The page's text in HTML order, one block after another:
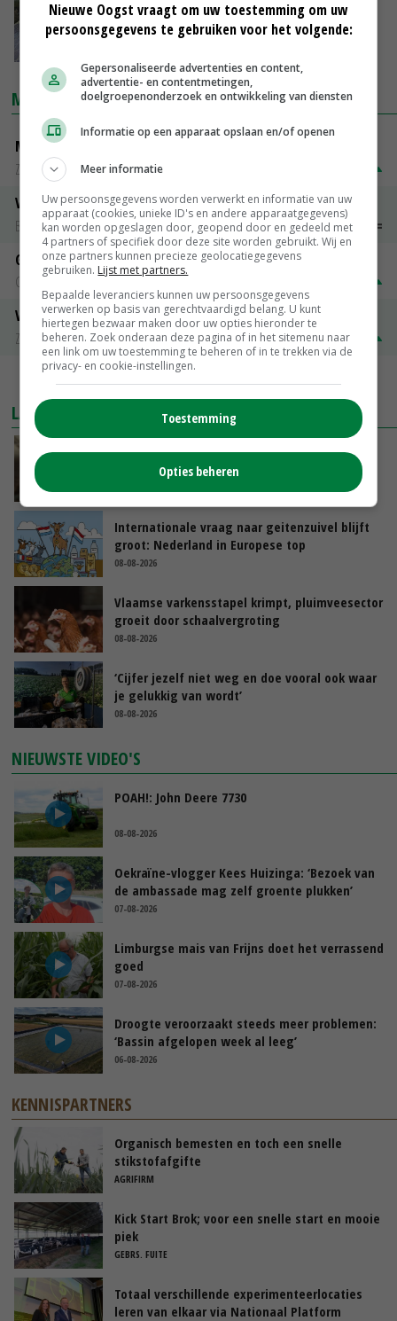
LTO Noord wil meer daken met
zonnepanelen
MARKTPRIJZEN
Magere melkpoeder
Zuivel NL
Vleeskuikens 2001-2600 gr
Barneveld
€ 1,09~ € 1,11
Gerst
Groningen
Volle melkpoeder
Zuivel NL
€ 345,00 € 20,00
LAATSTE NIEUWS
‘Samenwerking A-ware en Amalthea gaat
zorgen voor meer balans’
Internationale vraag naar geitenzuivel blijft
groot: Nederland in Europese top
08-08-2026
Vlaamse varkensstapel krimpt, pluimveesector
groeit door schaalvergroting
08-08-2026
‘Cijfer jezelf niet weg en doe vooral ook waar
je gelukkig van wordt’
08-08-2026
NIEUWSTE VIDEO'S
POAH!: John Deere 7730
08-08-2026
Oekraïne-vlogger Kees Huizinga: ‘Bezoek van
de ambassade mag zelf groente plukken’
07-08-2026
Limburgse mais van Frijns doet het verrassend
goed
07-08-2026
Droogte veroorzaakt steeds meer problemen:
‘Bassin afgelopen week al leeg’
06-08-2026
KENNISPARTNERS
Organisch bemesten en toch een snelle
stikstofafgifte
AGRIFIRM
Kick Start Brok; voor een snelle start en mooie
piek
GEBRS. FUITE
Totaal verschillende experimenteerlocaties
leren van elkaar via Nationaal Platform
Nieuwe Oogst vraagt om uw toestemming om uw
persoonsgegevens te gebruiken voor het volgende:
Gepersonaliseerde advertenties en content,
advertentie- en contentmetingen,
doelgroepenonderzoek en ontwikkeling van diensten
Informatie op een apparaat opslaan en/of openen
Meer informatie
Uw persoonsgegevens worden verwerkt en informatie van uw
apparaat (cookies, unieke ID's en andere apparaatgegevens)
kan worden opgeslagen door, geopend door en gedeeld met
4 partners of specifiek door deze site worden gebruikt. Wij en
onze partners kunnen precieze geolocatiegegevens
gebruiken. Lijst met partners.
Bepaalde leveranciers kunnen uw persoonsgegevens
verwerken op basis van gerechtvaardigd belang. U kunt
hiertegen bezwaar maken door uw opties hieronder te
beheren. Zoek onderaan deze pagina of in het sitemenu naar
een link om uw toestemming te beheren of in te trekken via de
privacy- en cookie-instellingen.
Toestemming
Opties beheren